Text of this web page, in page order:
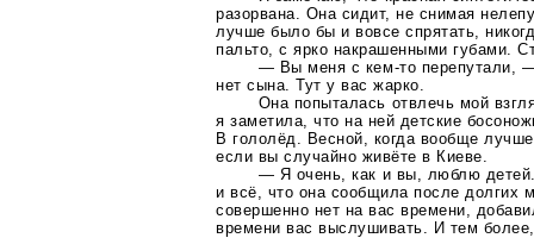
разорвана. Она сидит, не снимая
лучше было бы и вовсе спрятать,
пальто, с ярко накрашенными губами.
— Вы меня с кем-то перепутали,
нет сына. Тут у вас жарко.
Она попыталась отвлечь мой
я заметила, что на ней детские
В гололёд. Весной, когда вообще
если вы случайно живёте в Киеве.
— Я очень, как и вы, люблю
и всё, что она сообщила после долгих
совершенно нет на вас времени,
времени вас выслушивать. И тем